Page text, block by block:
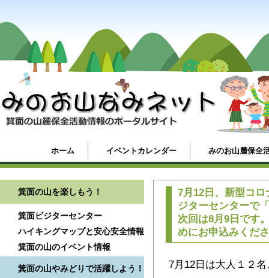
ホーム イベントカレンダー みのお山麓保全
箕面の山を楽しもう！
箕面ビジターセンター
ハイキングマップと安心安全情報
箕面の山のイベント情報
箕面の山やみどりで活躍しよう！
7月12日、新型コ
ジターセンターで
次回は8月9日です
めにお申込みくだ
7月12日は大人１２